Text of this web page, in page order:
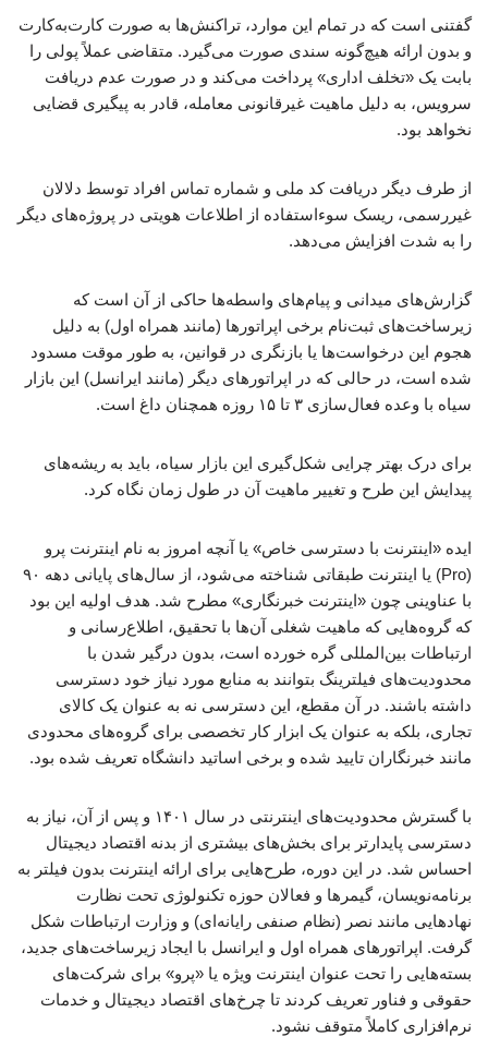
گفتنی است که در تمام این موارد، تراکنش‌ها به صورت کارت‌به‌کارت
و بدون ارائه هیچ‌گونه سندی صورت می‌گیرد. متقاضی عملاً پولی را
بابت یک «تخلف اداری» پرداخت می‌کند و در صورت عدم دریافت
سرویس، به دلیل ماهیت غیرقانونی معامله، قادر به پیگیری قضایی
نخواهد بود.
از طرف دیگر دریافت کد ملی و شماره تماس افراد توسط دلالان
غیررسمی، ریسک سوءاستفاده از اطلاعات هویتی در پروژه‌های دیگر
را به شدت افزایش می‌دهد.
گزارش‌های میدانی و پیام‌های واسطه‌ها حاکی از آن است که
زیرساخت‌های ثبت‌نام برخی اپراتورها (مانند همراه اول) به دلیل
هجوم این درخواست‌ها یا بازنگری در قوانین، به طور موقت مسدود
شده است، در حالی که در اپراتورهای دیگر (مانند ایرانسل) این بازار
سیاه با وعده فعال‌سازی ۳ تا ۱۵ روزه همچنان داغ است.
برای درک بهتر چرایی شکل‌گیری این بازار سیاه، باید به ریشه‌های
پیدایش این طرح و تغییر ماهیت آن در طول زمان نگاه کرد.
ایده «اینترنت با دسترسی خاص» یا آنچه امروز به نام اینترنت پرو
(Pro) یا اینترنت طبقاتی شناخته می‌شود، از سال‌های پایانی دهه ۹۰
با عناوینی چون «اینترنت خبرنگاری» مطرح شد. هدف اولیه این بود
که گروه‌هایی که ماهیت شغلی آن‌ها با تحقیق، اطلاع‌رسانی و
ارتباطات بین‌المللی گره خورده است، بدون درگیر شدن با
محدودیت‌های فیلترینگ بتوانند به منابع مورد نیاز خود دسترسی
داشته باشند. در آن مقطع، این دسترسی نه به عنوان یک کالای
تجاری، بلکه به عنوان یک ابزار کار تخصصی برای گروه‌های محدودی
مانند خبرنگاران تایید شده و برخی اساتید دانشگاه تعریف شده بود.
با گسترش محدودیت‌های اینترنتی در سال ۱۴۰۱ و پس از آن، نیاز به
دسترسی پایدارتر برای بخش‌های بیشتری از بدنه اقتصاد دیجیتال
احساس شد. در این دوره، طرح‌هایی برای ارائه اینترنت بدون فیلتر به
برنامه‌نویسان، گیمرها و فعالان حوزه‌ تکنولوژی تحت نظارت
نهادهایی مانند نصر (نظام صنفی رایانه‌ای) و وزارت ارتباطات شکل
گرفت. اپراتورهای همراه اول و ایرانسل با ایجاد زیرساخت‌های جدید،
بسته‌هایی را تحت عنوان اینترنت ویژه یا «پرو» برای شرکت‌های
حقوقی و فناور تعریف کردند تا چرخ‌های اقتصاد دیجیتال و خدمات
نرم‌افزاری کاملاً متوقف نشود.